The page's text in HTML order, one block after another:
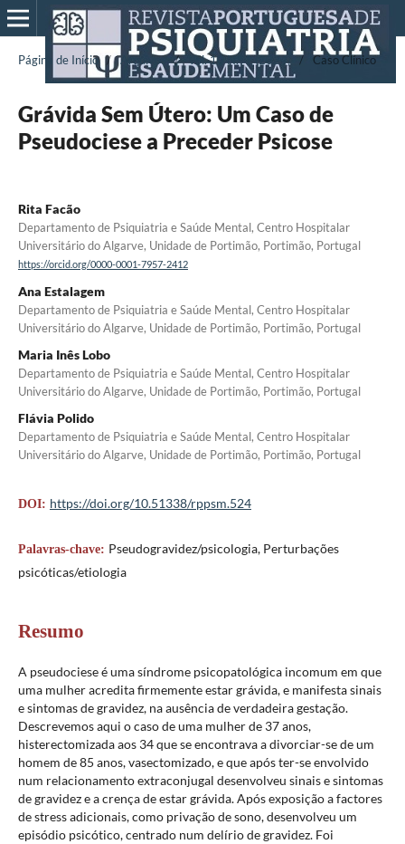
Página de Início / Arquivos / Vol. 10 N.º 1 (2024) / Caso Clínico
Grávida Sem Útero: Um Caso de
Pseudociese a Preceder Psicose
Rita Facão
Departamento de Psiquiatria e Saúde Mental, Centro Hospitalar
Universitário do Algarve, Unidade de Portimão, Portimão, Portugal
https://orcid.org/0000-0001-7957-2412
Ana Estalagem
Departamento de Psiquiatria e Saúde Mental, Centro Hospitalar
Universitário do Algarve, Unidade de Portimão, Portimão, Portugal
Maria Inês Lobo
Departamento de Psiquiatria e Saúde Mental, Centro Hospitalar
Universitário do Algarve, Unidade de Portimão, Portimão, Portugal
Flávia Polido
Departamento de Psiquiatria e Saúde Mental, Centro Hospitalar
Universitário do Algarve, Unidade de Portimão, Portimão, Portugal
DOI: https://doi.org/10.51338/rppsm.524
Palavras-chave: Pseudogravidez/psicologia, Perturbações
psicóticas/etiologia
Resumo
A pseudociese é uma síndrome psicopatológica incomum em que
uma mulher acredita firmemente estar grávida, e manifesta sinais
e sintomas de gravidez, na ausência de verdadeira gestação.
Descrevemos aqui o caso de uma mulher de 37 anos,
histerectomizada aos 34 que se encontrava a divorciar-se de um
homem de 85 anos, vasectomizado, e que após ter-se envolvido
num relacionamento extraconjugal desenvolveu sinais e sintomas
de gravidez e a crença de estar grávida. Após exposição a factores
de stress adicionais, como privação de sono, desenvolveu um
episódio psicótico, centrado num delírio de gravidez. Foi